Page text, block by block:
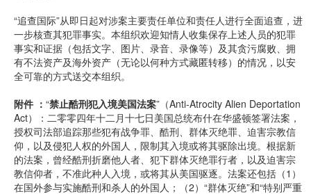
“追查国际”从即日起对涉案主要责任单位和责任人进行全面追查，进
一步核查其犯罪事实。本组织欢迎知情人收集保存上述人员的犯罪
事实和证据（包括文字、图片、录音、录像等）及其贪污腐败、拥
有不法资产及海外资产（无论以何种方式藏匿转移）的情况，以安
全可靠的方式送交本组织。
附件 ： “禁止酷刑犯入境美国法案”（Anti-Atrocity Alien Deportation
Act）：二零零四年十二月十七日美国总统布什在华盛顿签署法案，
授权司法部追踪那些犯有战争罪、酷刑、群体灭绝罪、迫害宗教信
仰，以及侵犯人权的外国人，限制其入境或将其驱除出境。根据新
的法案，曾经酷刑折磨他人者、犯下群体灭绝罪行者，以及迫害宗
教信仰者，不准此种人入境，或将其从美国驱逐。法案还包括（1）
在国外参与实施酷刑和杀人的外国人；（2）“群体灭绝”和“特别严重